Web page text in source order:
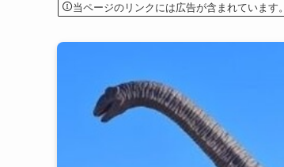
当ページのリンクには広告が含まれています。